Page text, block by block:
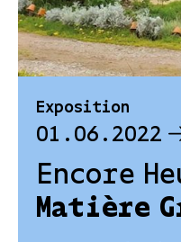
Exposition
01.06.2022
Encore
Matière